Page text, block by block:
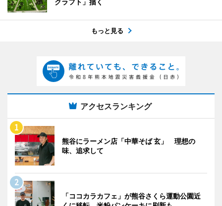
クラフト」描く
もっと見る
アクセスランキング
熊谷にラーメン店「中華そば 玄」 理想の
味、追求して
「ココカラカフェ」が熊谷さくら運動公園近